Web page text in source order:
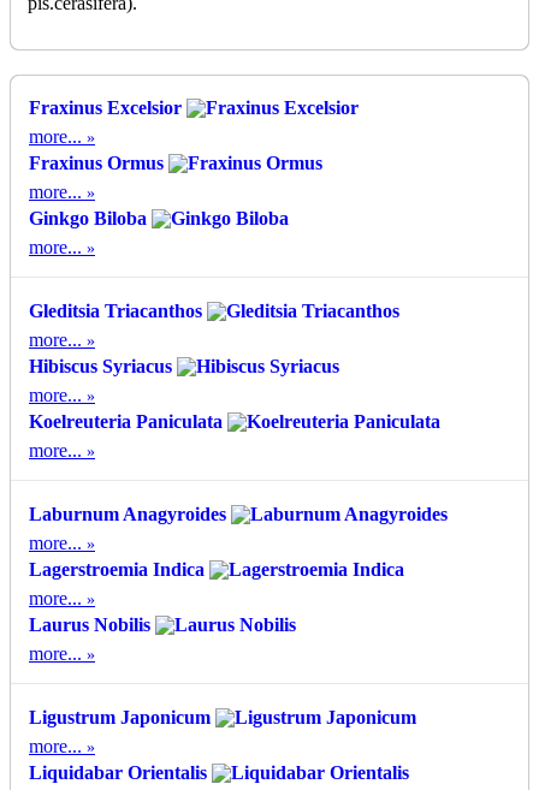
Fraxinus Excelsior
more...
Fraxinus Οrmus
more...
Ginkgo Biloba
more...
Gleditsia Triacanthos
more...
Hibiscus Syriacus
more...
Koelreuteria Paniculata
more...
Laburnum Anagyroides
more...
Lagerstroemia Indica
more...
Laurus Nobilis
more...
Ligustrum Japonicum
more...
Liquidabar Orientalis